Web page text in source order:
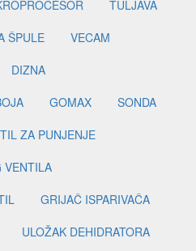
TULJAVA
ŠPULE
VECAM
DIZNA
GOMAX
SONDA
ZA PUNJENJE
VENTILA
GRIJAČ ISPARIVAČA
ULOŽAK DEHIDRATORA